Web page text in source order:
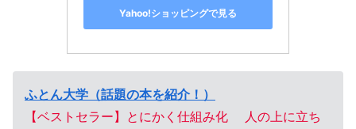
Yahoo!ショッピングで見る
ふとん大学（話題の本を紹介！）
【ベストセラー】とにかく仕組み化 人の上に立ち